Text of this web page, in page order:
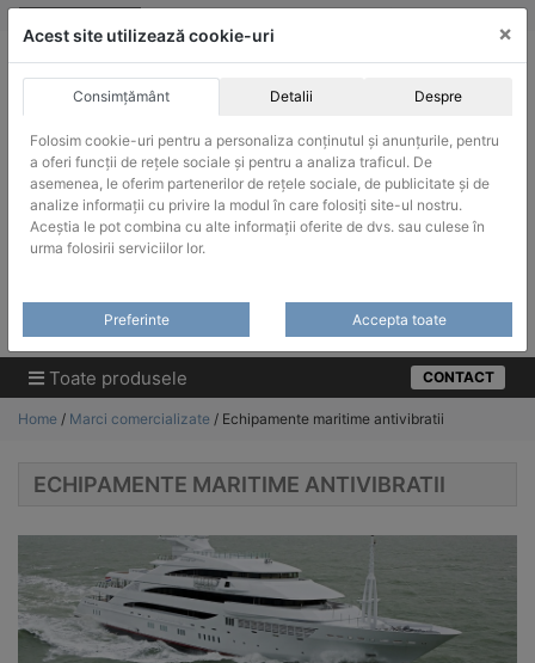
Skip
ACHIZITII PUBLICE
Produsele pot fi achizitionate si in sistemul SEAP / SICAP
Products
Toate produsele CONTACT
Home / Marci comercializate / Echipamente maritime antivibratii
ECHIPAMENTE MARITIME ANTIVIBRATII
Acest site utilizează cookie-uri ×
Consimțământ Detalii Despre
Folosim cookie-uri pentru a personaliza conținutul și anunțurile, pentru
a oferi funcții de rețele sociale și pentru a analiza traficul. De
asemenea, le oferim partenerilor de rețele sociale, de publicitate și de
analize informații cu privire la modul în care folosiți site-ul nostru.
Aceștia le pot combina cu alte informații oferite de dvs. sau culese în
urma folosirii serviciilor lor.
Preferinte Accepta toate